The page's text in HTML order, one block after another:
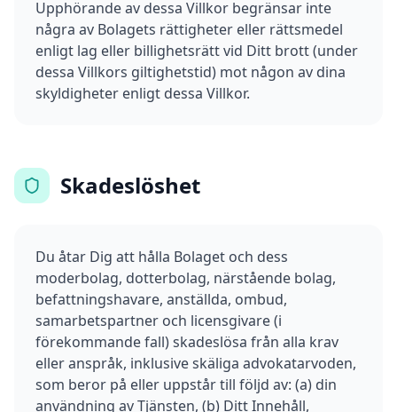
Upphörande av dessa Villkor begränsar inte
några av Bolagets rättigheter eller rättsmedel
enligt lag eller billighetsrätt vid Ditt brott (under
dessa Villkors giltighetstid) mot någon av dina
skyldigheter enligt dessa Villkor.
Skadeslöshet
Du åtar Dig att hålla Bolaget och dess
moderbolag, dotterbolag, närstående bolag,
befattningshavare, anställda, ombud,
samarbetspartner och licensgivare (i
förekommande fall) skadeslösa från alla krav
eller anspråk, inklusive skäliga advokatarvoden,
som beror på eller uppstår till följd av: (a) din
användning av Tjänsten, (b) Ditt Innehåll,